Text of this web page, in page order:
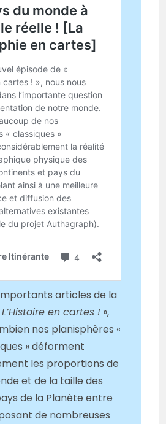
articles de la
en cartes !»,
nos planisphères «
» déforment
les proportions de
et de la taille des
de la Planète entre
de nombreuses